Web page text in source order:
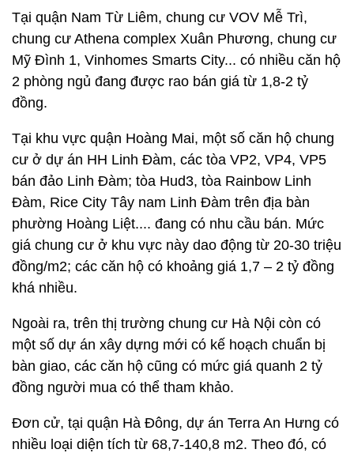
Tại quận Nam Từ Liêm, chung cư VOV Mễ Trì,
chung cư Athena complex Xuân Phương, chung cư
Mỹ Đình 1, Vinhomes Smarts City... có nhiều căn hộ
2 phòng ngủ đang được rao bán giá từ 1,8-2 tỷ
đồng.
Tại khu vực quận Hoàng Mai, một số căn hộ chung
cư ở dự án HH Linh Đàm, các tòa VP2, VP4, VP5
bán đảo Linh Đàm; tòa Hud3, tòa Rainbow Linh
Đàm, Rice City Tây nam Linh Đàm trên địa bàn
phường Hoàng Liệt.... đang có nhu cầu bán. Mức
giá chung cư ở khu vực này dao động từ 20-30 triệu
đồng/m2; các căn hộ có khoảng giá 1,7 – 2 tỷ đồng
khá nhiều.
Ngoài ra, trên thị trường chung cư Hà Nội còn có
một số dự án xây dựng mới có kế hoạch chuẩn bị
bàn giao, các căn hộ cũng có mức giá quanh 2 tỷ
đồng người mua có thể tham khảo.
Đơn cử, tại quận Hà Đông, dự án Terra An Hưng có
nhiều loại diện tích từ 68,7-140,8 m2. Theo đó, có